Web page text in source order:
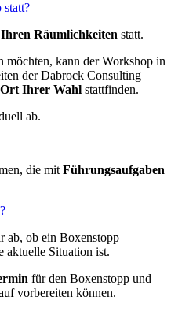
Räumlichkeiten statt.
möchten, kann der Workshop in
der Dabrock Consulting
Ort Ihrer Wahl stattfinden.
ab.
die mit Führungsaufgaben
ab, ob ein Boxenstopp
Situation ist.
für den Boxenstopp und
vorbereiten können.